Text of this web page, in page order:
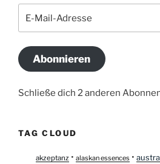
Mail-
Abonnieren
Schließe dich 2 anderen
TAG CLOUD
akzeptanz • alaskan essences •